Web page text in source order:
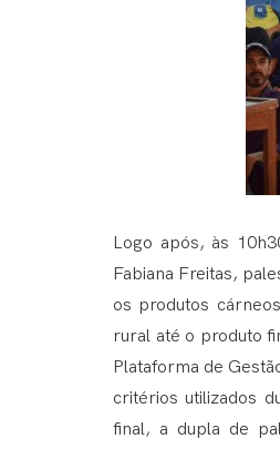
Logo após, às
Fabiana Freitas,
os produtos
rural até o produto
Plataforma de
critérios utilizados
final, a dupla de